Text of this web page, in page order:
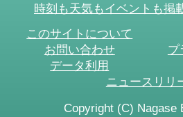
時刻も天気もイベントも掲
このサイトについて
お問い合わせ
プ
データ利用
ニュースリリ
Copyright (C) Nagase